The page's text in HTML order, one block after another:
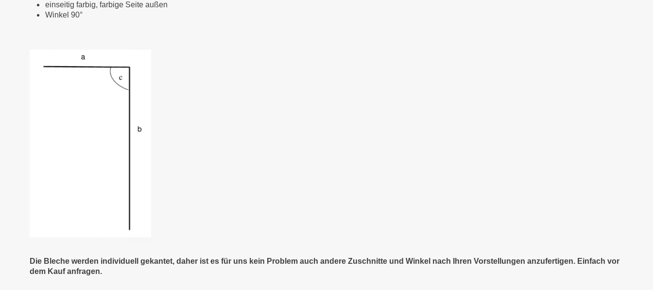
einseitig farbig, farbige Seite außen
Winkel 90°
Die Bleche werden individuell gekantet, daher ist es für uns kein Problem auch andere Zuschnitte und Winkel nach Ihren Vorstellungen anzufertigen. Einfach vor
dem Kauf anfragen.